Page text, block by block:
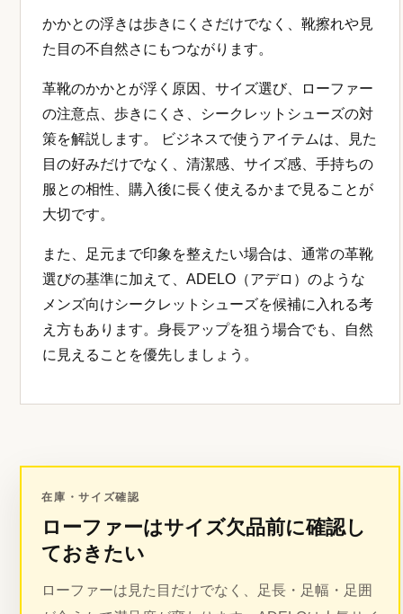
かかとの浮きは歩きにくさだけでなく、靴擦れや見
た目の不自然さにもつながります。
革靴のかかとが浮く原因、サイズ選び、ローファー
の注意点、歩きにくさ、シークレットシューズの対
策を解説します。 ビジネスで使うアイテムは、見た
目の好みだけでなく、清潔感、サイズ感、手持ちの
服との相性、購入後に長く使えるかまで見ることが
大切です。
また、足元まで印象を整えたい場合は、通常の革靴
選びの基準に加えて、ADELO（アデロ）のような
メンズ向けシークレットシューズを候補に入れる考
え方もあります。身長アップを狙う場合でも、自然
に見えることを優先しましょう。
在庫・サイズ確認
ローファーはサイズ欠品前に確認し
ておきたい
ローファーは見た目だけでなく、足長・足幅・足囲